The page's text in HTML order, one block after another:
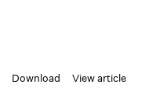
Download View article